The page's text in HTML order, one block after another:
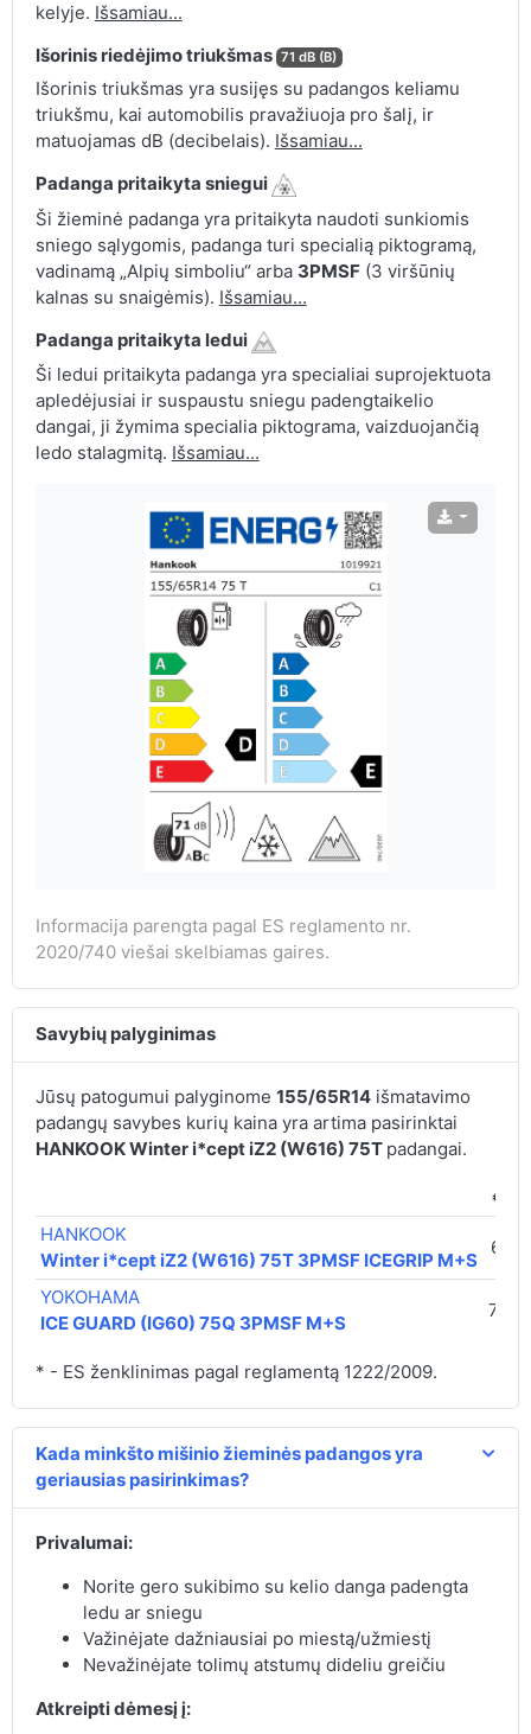
kelyje. Išsamiau...
Išorinis riedėjimo triukšmas 71 dB (B)
Išorinis triukšmas yra susijęs su padangos keliamu
triukšmu, kai automobilis pravažiuoja pro šalį, ir
matuojamas dB (decibelais). Išsamiau...
Padanga pritaikyta sniegui
Ši žieminė padanga yra pritaikyta naudoti sunkiomis
sniego sąlygomis, padanga turi specialią piktogramą,
vadinamą „Alpių simboliu“ arba 3PMSF(3 viršūnių
kalnas su snaigėmis). Išsamiau...
Padanga pritaikyta ledui
Ši ledui pritaikyta padanga yra specialiai suprojektuota
apledėjusiai ir suspaustu sniegu padengtaikelio
dangai, ji žymima specialia piktograma, vaizduojančią
ledo stalagmitą. Išsamiau...
Informacija parengta pagal ES reglamento nr.
2020/740 viešai skelbiamas gaires.
Savybių palyginimas
Jūsų patogumui palyginome 155/65R14išmatavimo
padangų savybes kurių kaina yra artima pasirinktai
HANKOOK Winter i*cept iZ2 (W616) 75T padangai.
€ /
HANKOOK
Winter i*cept iZ2 (W616) 75T 3PMSF ICEGRIP M+S
YOKOHAMA
ICE GUARD (IG60) 75Q 3PMSF M+S
* - ES ženklinimas pagal reglamentą 1222/2009.
Kada minkšto mišinio žieminės padangos yra
geriausias pasirinkimas?
Privalumai:
Norite gero sukibimo su kelio danga padengta
ledu ar sniegu
Važinėjate dažniausiai po miestą/užmiestį
Nevažinėjate tolimų atstumų dideliu greičiu
Atkreipti dėmesį į: